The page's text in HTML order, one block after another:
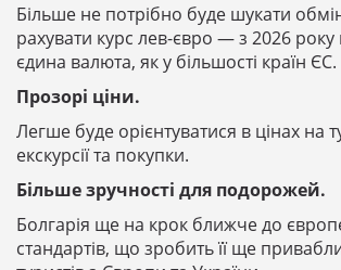
Більше не потрібно буде шукати
рахувати курс лев-євро — з 2026 року
єдина валюта, як у більшості країн ЄС.
Прозорі ціни.
Легше буде орієнтуватися в цінах на
екскурсії та покупки.
Більше зручності для подорожей.
Болгарія ще на крок ближче до
стандартів, що зробить її ще